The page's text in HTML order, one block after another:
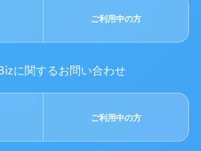
ご利用中の方
に関するお問い合わせ
ご利用中の方